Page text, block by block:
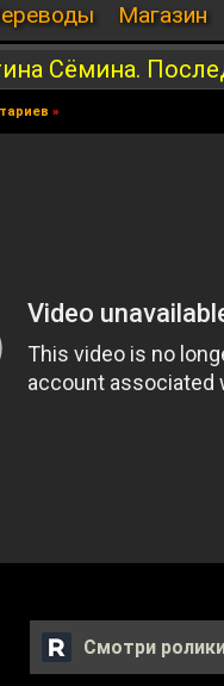
Магазин
Сёмина.
»
Смотри